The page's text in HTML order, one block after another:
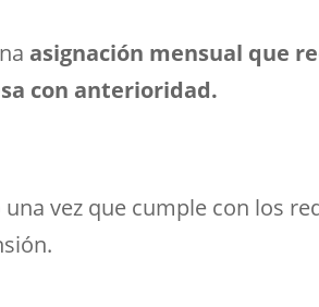
asignación mensual que
con anterioridad.
vez que cumple con los